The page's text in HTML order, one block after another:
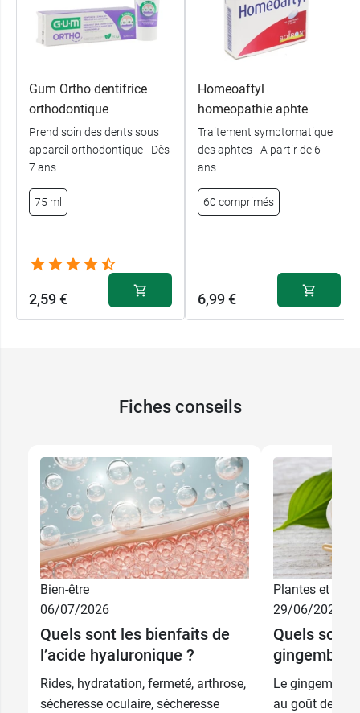
Gum Ortho dentifrice
orthodontique
Prend soin des dents sous
appareil orthodontique - Dès
7 ans
75 ml
2,59 €
Homeoaftyl
homeopathie aphte
Traitement symptomatique
des aphtes - A partir de 6
ans
60 comprimés
6,99 €
Fiches conseils
Bien-être
06/07/2026
Quels sont les bienfaits de
l’acide hyaluronique ?
Rides, hydratation, fermeté, arthrose,
sécheresse oculaire, sécheresse
Plantes et
29/06/2026
Quels sont
gingembre
Le gingembre
au goût de